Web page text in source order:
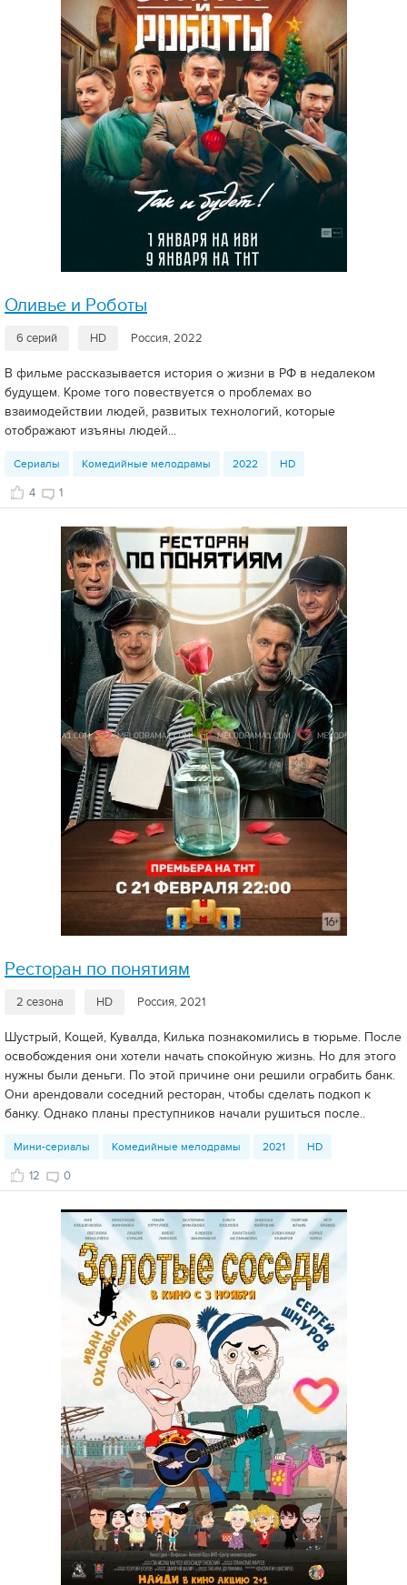
Оливье и Роботы
6 серий HD Россия, 2022
В фильме рассказывается история о жизни в РФ в недалеком
будущем. Кроме того повествуется о проблемах во
взаимодействии людей, развитых технологий, которые
отображают изъяны людей...
Сериалы Комедийные мелодрамы 2022 HD
4 1
Ресторан по понятиям
2 сезона HD Россия, 2021
Шустрый, Кощей, Кувалда, Килька познакомились в тюрьме. После
освобождения они хотели начать спокойную жизнь. Но для этого
нужны были деньги. По этой причине они решили ограбить банк.
Они арендовали соседний ресторан, чтобы сделать подкоп к
банку. Однако планы преступников начали рушиться после..
Мини-сериалы Комедийные мелодрамы 2021 HD
12 0